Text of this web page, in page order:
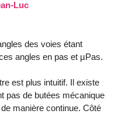
Luc
des voies étant
angles en pas et µPas.
est plus intuitif. Il existe
pas de butées mécanique
manière continue. Côté